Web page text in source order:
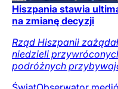
Hiszpania stawia
na zmianę decyzji
Rząd Hiszpanii
niedzieli
podróżnych